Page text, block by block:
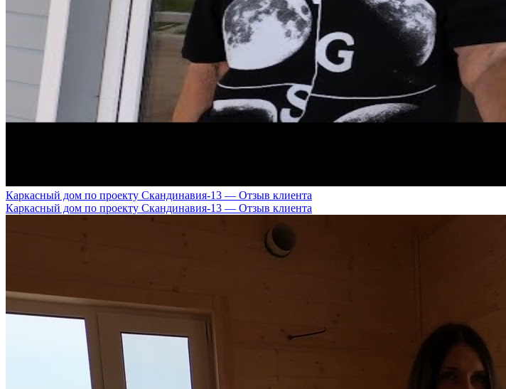
Каркасный дом по проекту Скандинавия-13 — Отзыв клиента
Каркасный дом по проекту Скандинавия-13 — Отзыв клиента